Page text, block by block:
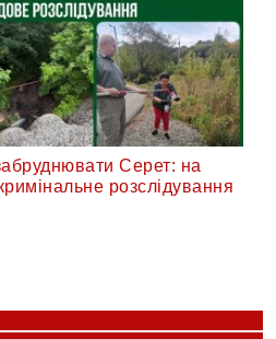
Серет: на
розслідування